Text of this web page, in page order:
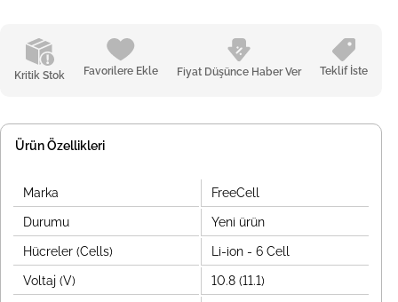
Kritik Stok Favorilere Ekle Fiyat Düşünce Haber Ver Teklif İste
Ürün Özellikleri
Marka FreeCell
Durumu Yeni ürün
Hücreler (Cells) Li-ion - 6 Cell
Voltaj (V) 10.8 (11.1)